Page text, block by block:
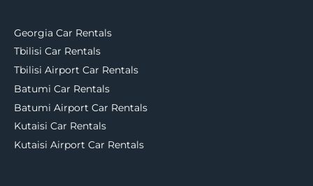
Georgia Car Rentals
Tbilisi Car Rentals
Tbilisi Airport Car Rentals
Batumi Car Rentals
Batumi Airport Car Rentals
Kutaisi Car Rentals
Kutaisi Airport Car Rentals